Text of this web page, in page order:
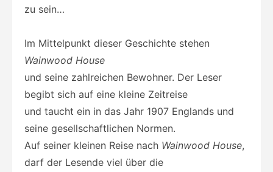
zu sein…
Im Mittelpunkt dieser Geschichte stehen
Wainwood House
und seine zahlreichen Bewohner. Der Leser
begibt sich auf eine kleine Zeitreise
und taucht ein in das Jahr 1907 Englands und
seine gesellschaftlichen Normen.
Auf seiner kleinen Reise nach Wainwood House,
darf der Lesende viel über die